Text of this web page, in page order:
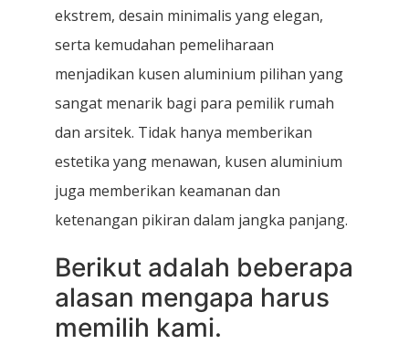
ekstrem, desain minimalis yang elegan,
serta kemudahan pemeliharaan
menjadikan kusen aluminium pilihan yang
sangat menarik bagi para pemilik rumah
dan arsitek. Tidak hanya memberikan
estetika yang menawan, kusen aluminium
juga memberikan keamanan dan
ketenangan pikiran dalam jangka panjang.
Berikut adalah beberapa
alasan mengapa harus
memilih kami.